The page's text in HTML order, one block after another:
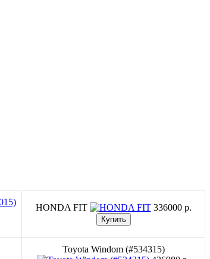
HONDA FIT 336000 p.
Toyota Windom (#534315)